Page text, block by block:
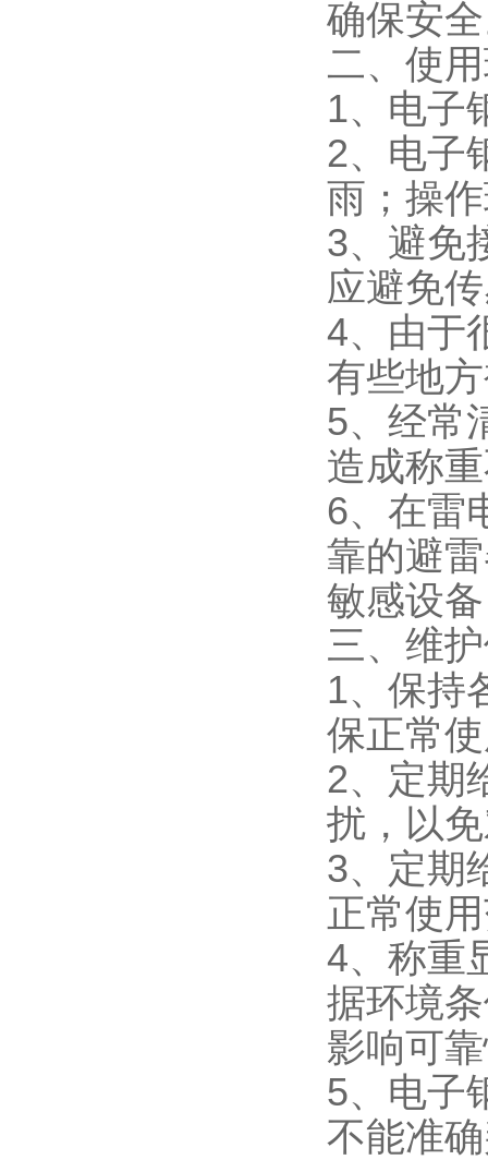
确保安
二、使
1、电子
2、电子
雨；操
3、避免
应避免
4、由于
有些地
5、经常
造成称
6、在雷
靠的避
敏感设
三、维
1、保持
保正常
2、定期
扰，以
3、定期
正常使
4、称重
据环境
影响可
5、电子
不能准